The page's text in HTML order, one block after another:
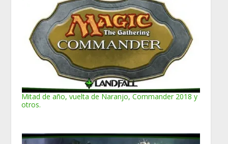
Mitad de año, vuelta de Naranjo, Commander 2018 y
otros.